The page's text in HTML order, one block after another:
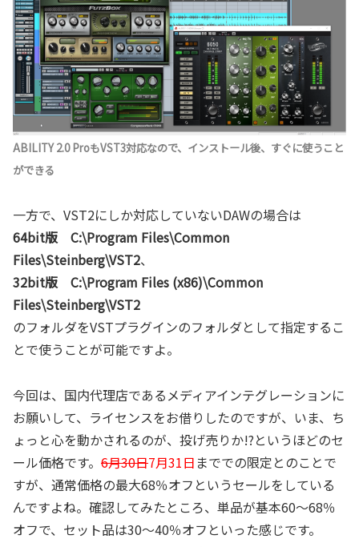
ABILITY 2.0 ProもVST3対応なので、インストール後、すぐに使うこと
ができる
一方で、VST2にしか対応していないDAWの場合は
64bit版 C:\Program Files\Common
Files\Steinberg\VST2、
32bit版 C:\Program Files (x86)\Common
Files\Steinberg\VST2
のフォルダをVSTプラグインのフォルダとして指定するこ
とで使うことが可能ですよ。
今回は、国内代理店であるメディアインテグレーションに
お願いして、ライセンスをお借りしたのですが、いま、ち
ょっと心を動かされるのが、投げ売りか!?というほどのセ
ール価格です。 6月30日7月31日 まででの限定とのことで
すが、通常価格の最大68％オフというセールをしている
んですよね。確認してみたところ、単品が基本60～68％
オフで、セット品は30～40％オフといった感じです。